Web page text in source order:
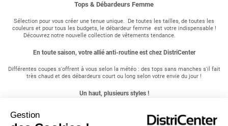
Gestion
Tops & Débardeurs Femme
Sélection pour vous créer une tenue unique. De toutes les tailles, de toutes les
couleurs et pour tous les budgets, le débardeur femme est votre indispensable !
Découvrez notre nouvelle collection de vêtements tendance.
En toute saison, votre allié anti-routine est chez DistriCenter
Différentes coupes s'offrent à vous selon la météo : des tops sans manches s'il fait
très chaud et des débardeurs court ou long selon votre envie du jour !
Un haut, plusieurs styles !
styles divers. Top uni, fantaisie, à volant, à texte, imprimé ou à rayures ; court ou long,
vous avez le choix. À bretelles fines ou à bretelles plus larges ? Osez aussi le coloré